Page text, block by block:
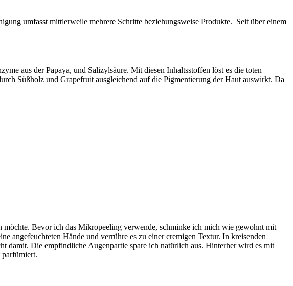
umfasst mittlerweile mehrere Schritte beziehungsweise Produkte. Seit über einem
aus der Papaya, und Salizylsäure. Mit diesen Inhaltsstoffen löst es die toten
Süßholz und Grapefruit ausgleichend auf die Pigmentierung der Haut auswirkt. Da
möchte. Bevor ich das Mikropeeling verwende, schminke ich mich wie gewohnt mit
angefeuchteten Hände und verrühre es zu einer cremigen Textur. In kreisenden
damit. Die empfindliche Augenpartie spare ich natürlich aus. Hinterher wird es mit
parfümiert.